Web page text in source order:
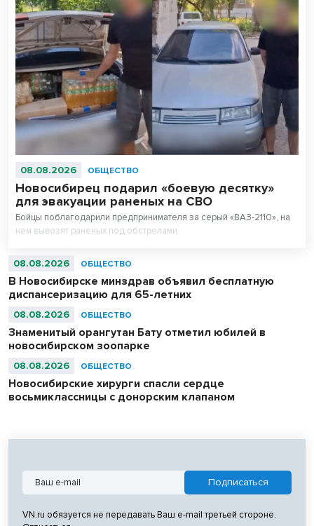
08.08.2026 ОБЩЕСТВО
Новосибирец подарил «боевую десятку»
для эвакуации раненых на СВО
Бойцы поблагодарили предпринимателя за серый «ВАЗ-2110», на
нем вывозят раненых под обстрелами.
08.08.2026 ОБЩЕСТВО
В Новосибирске минздрав объявил бесплатную
диспансеризацию для 65-летних
08.08.2026 ОБЩЕСТВО
Знаменитый орангутан Бату отметил юбилей в
новосибирском зоопарке
08.08.2026 ОБЩЕСТВО
Новосибирские хирурги спасли сердце
восьмиклассницы с донорским клапаном
VN.ru обязуется не передавать Ваш e-mail третьей стороне.